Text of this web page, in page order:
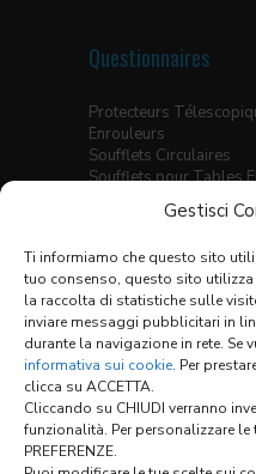
Gestisci
Ti informiamo che questo sito
tuo consenso, questo sito
la raccolta di statistiche sulle
inviare messaggi pubblicitari in
durante la navigazione in rete.
informativa sui cookie. Per
clicca su ACCETTA.
Cliccando su CHIUDI verranno
funzionalità. Per personalizzare le
PREFERENZE.
Questionnaires
Protecteurs
Enrouleurs
Soufflets Circulaires
Soufflets pour Tables
Soufflets Thermo-
Soufflets Plats Cousus
Linéaires
Ecrans X-Y
Tableau des Matériaux
Conditions Générales
Links: